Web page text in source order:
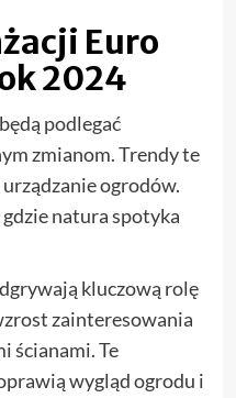
Euro
2024
podlegać
zmianom. Trendy te
ogrodów.
natura spotyka
kluczową rolę
zainteresowania
ścianami. Te
wygląd ogrodu i